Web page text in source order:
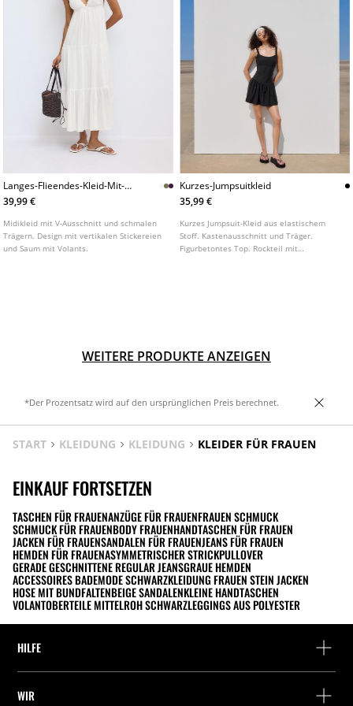
Langes-Flieendes-Kleid-Mit-
Ruckenausschnitt
39,99 €
Midikleid mit V-Ausschnitt und schmalen
Trägern. Design mit vertikalen Stickereien
und Saum mit Volants.
Kurzes-Jumpsuitkleid
35,99 €
Kurzes Jumpsuit-Kleid aus elastischem
Stoff. Kastenausschnitt und Träger.
Figurbetontes Top. Rockteil mit
WEITERE PRODUKTE ANZEIGEN
*Der Prozentsatz wird auf den ursprünglichen Preis berechnet.
START KLEIDUNG KLEIDUNG KLEIDER FÜR FRAUEN
EINKAUF FORTSETZEN
TASCHEN FÜR FRAUENANZÜGE FÜR FRAUENFRAUEN SCHMUCK
SCHMUCK FÜR FRAUENBODY FRAUENHANDTASCHEN FÜR FRAUEN
JACKEN FÜR FRAUENSANDALEN FÜR FRAUENJEANS FÜR FRAUEN
HEMDEN FÜR FRAUENASYMMETRISCHER STRICKPULLOVER
GERADE GESCHNITTENE REGULAR JEANSGRAUE HEMDEN
ACCESSOIRES BADEMODE SCHWARZKLEIDUNG FRAUEN STEIN JACKEN
HOSE MIT BUNDFALTENBEIGE SANDALENKLEINE HANDTASCHEN
VOLANTOBERTEILE MITTELROH SCHWARZLEGGINGS AUS POLYESTER
HILFE
Wo befindet sich deine Bestellung gerade?
WIR